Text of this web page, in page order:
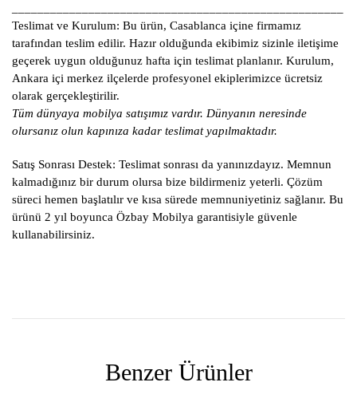
Teslimat ve Kurulum: Bu ürün, Casablanca içine firmamız
tarafından teslim edilir. Hazır olduğunda ekibimiz sizinle iletişime
geçerek uygun olduğunuz hafta için teslimat planlanır. Kurulum,
Ankara içi merkez ilçelerde profesyonel ekiplerimizce ücretsiz
olarak gerçekleştirilir.
Tüm dünyaya mobilya satışımız vardır. Dünyanın neresinde
olursanız olun kapınıza kadar teslimat yapılmaktadır.
Satış Sonrası Destek: Teslimat sonrası da yanınızdayız. Memnun
kalmadığınız bir durum olursa bize bildirmeniz yeterli. Çözüm
süreci hemen başlatılır ve kısa sürede memnuniyetiniz sağlanır. Bu
ürünü 2 yıl boyunca Özbay Mobilya garantisiyle güvenle
kullanabilirsiniz.
Benzer Ürünler